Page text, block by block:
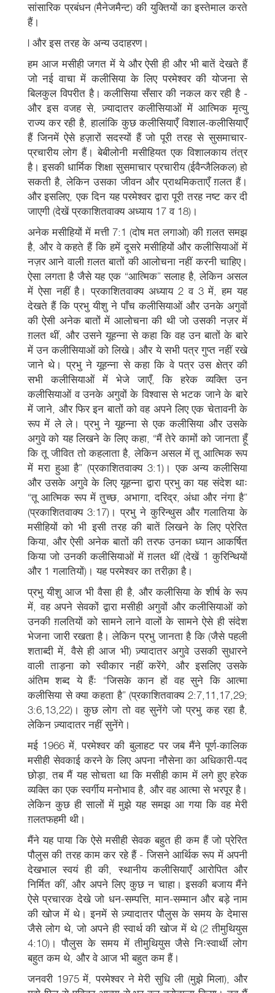
सांसारिक प्रबंधन (मैनेजमैन्ट) की युक्तियों का इस्तेमाल करते
हैं।
l और इस तरह के अन्य उदाहरण।
हम आज मसीही जगत में ये और ऐसी ही और भी बातें देखते हैं
जो नई वाचा में कलीसिया के लिए परमेश्वर की योजना से
बिलकुल विपरीत है। कलीसिया सँसार की नकल कर रही है -
और इस वजह से, ज़्यादातर कलीसियाओं में आत्मिक मृत्यु
राज्य कर रही है, हालांकि कुछ कलीसियाएँ विशाल-कलीसियाएँ
हैं जिनमें ऐसे हज़ारों सदस्यों हैं जो पूरी तरह से सुसमाचार-
प्रचारीय लोग हैं। बेबीलोनी मसीहियत एक विशालकाय तंत्र
है। इसकी धार्मिक शिक्षा सुसमाचार प्रचारीय (ईवैन्जैलिकल) हो
सकती है, लेकिन उसका जीवन और प्राथमिकताएँ ग़लत हैं।
और इसलिए, एक दिन यह परमेश्वर द्वारा पूरी तरह नष्ट कर दी
जाएगी (देखें प्रकाशितवाक्य अध्याय 17 व 18)।
अनेक मसीहियों में मत्ती 7:1 (दोष मत लगाओ) की ग़लत समझ
है, और वे कहते हैं कि हमें दूसरे मसीहियों और कलीसियाओं में
नज़र आने वाली ग़लत बातों की आलोचना नहीं करनी चाहिए।
ऐसा लगता है जैसे यह एक “आत्मिक” सलाह है, लेकिन असल
में ऐसा नहीं है। प्रकाशितवाक्य अध्याय 2 व 3 में, हम यह
देखते हैं कि प्रभु यीशु ने पाँच कलीसियाओं और उनके अगुवों
की ऐसी अनेक बातों में आलोचना की थी जो उसकी नज़र में
ग़लत थीं, और उसने यूहन्ना से कहा कि वह उन बातों के बारे
में उन कलीसियाओं को लिखे। और ये सभी पत्र गुप्त नहीं रखे
जाने थे। प्रभु ने यूहन्ना से कहा कि वे पत्र उस क्षेत्र की
सभी कलीसियाओं में भेजे जाएँ, कि हरेक व्यक्ति उन
कलीसियाओं व उनके अगुवों के विश्वास से भटक जाने के बारे
में जाने, और फिर इन बातों को वह अपने लिए एक चेतावनी के
रूप में ले ले। प्रभु ने यूहन्ना से एक कलीसिया और उसके
अगुवे को यह लिखने के लिए कहा, “मैं तेरे कामों को जानता हूँ
कि तू जीवित तो कहलाता है, लेकिन असल में तू आत्मिक रूप
में मरा हुआ है” (प्रकाशितवाक्य 3:1)। एक अन्य कलीसिया
और उसके अगुवे के लिए यूहन्ना द्वारा प्रभु का यह संदेश थाः
“तू आत्मिक रूप में तुच्छ, अभागा, दरिद्र, अंधा और नंगा है”
(प्रकाशितवाक्य 3:17)। प्रभु ने कुरिन्थुस और गलातिया के
मसीहियों को भी इसी तरह की बातें लिखने के लिए प्रेरित
किया, और ऐसी अनेक बातों की तरफ उनका ध्यान आकर्षित
किया जो उनकी कलीसियाओं में ग़लत थीं (देखें 1 कुरिन्थियों
और 1 गलातियों)। यह परमेश्वर का तरीक़ा है।
प्रभु यीशु आज भी वैसा ही है, और कलीसिया के शीर्ष के रूप
में, वह अपने सेवकों द्वारा मसीही अगुवों और कलीसियाओं को
उनकी ग़लतियों को सामने लाने वालों के सामने ऐसे ही संदेश
भेजना जारी रखता है। लेकिन प्रभु जानता है कि (जैसे पहली
शताब्दी में, वैसे ही आज भी) ज़्यादातर अगुवे उसकी सुधारने
वाली ताड़ना को स्वीकार नहीं करेंगे, और इसलिए उसके
अंतिम शब्द ये हैंः “जिसके कान हों वह सुने कि आत्मा
कलीसिया से क्या कहता है” (प्रकाशितवाक्य 2:7,11,17,29;
3:6,13,22)। कुछ लोग तो वह सुनेंगे जो प्रभु कह रहा है,
लेकिन ज़्यादातर नहीं सुनेंगे।
मई 1966 में, परमेश्वर की बुलाहट पर जब मैंने पूर्ण-कालिक
मसीही सेवकाई करने के लिए अपना नौसेना का अधिकारी-पद
छोड़ा, तब मैं यह सोचता था कि मसीही काम में लगे हुए हरेक
व्यक्ति का एक स्वर्गीय मनोभाव है, और वह आत्मा से भरपूर है।
लेकिन कुछ ही सालों में मुझे यह समझ आ गया कि वह मेरी
ग़लतफहमी थी।
मैंने यह पाया कि ऐसे मसीही सेवक बहुत ही कम हैं जो प्रेरित
पौलुस की तरह काम कर रहे हैं - जिसने आर्थिक रूप में अपनी
देखभाल स्वयं ही की, स्थानीय कलीसियाएँ आरोपित और
निर्मित कीं, और अपने लिए कुछ न चाहा। इसकी बजाय मैंने
ऐसे प्रचारक देखे जो धन-सम्पत्ति, मान-सम्मान और बड़े नाम
की खोज में थे। इनमें से ज़्यादातर पौलुस के समय के देमास
जैसे लोग थे, जो अपने ही स्वार्थ की खोज में थे (2 तीमुथियुस
4:10)। पौलुस के समय में तीमुथियुस जैसे निःस्वार्थी लोग
बहुत कम थे, और वे आज भी बहुत कम हैं।
जनवरी 1975 में, परमेश्वर ने मेरी सुधि ली (मुझे मिला), और